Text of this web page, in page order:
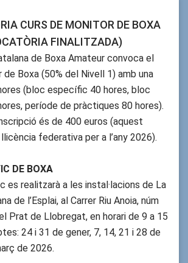
CURS DE MONITOR DE BOXA
FINALITZADA)
de Boxa Amateur convoca el
Boxa (50% del Nivell 1) amb una
(bloc específic 40 hores, bloc
període de pràctiques 80 hores).
és de 400 euros (aquest
federativa per a l’any 2026).
DE BOXA
es realitzarà a les instal·lacions de La
de l’Esplai, al Carrer Riu Anoia, núm
Prat de Llobregat, en horari de 9 a 15
24 i 31 de gener, 7, 14, 21 i 28 de
de 2026.